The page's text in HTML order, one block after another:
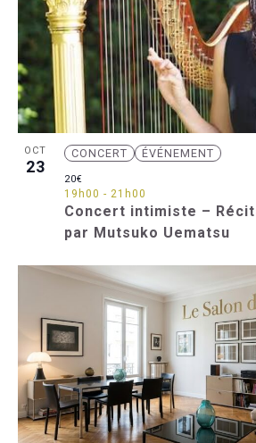
OCT
23
Concert intimiste –
par Mutsuko Uematsu
CONCERT ÉVÉNEMENT
19h00 - 21h00
20€